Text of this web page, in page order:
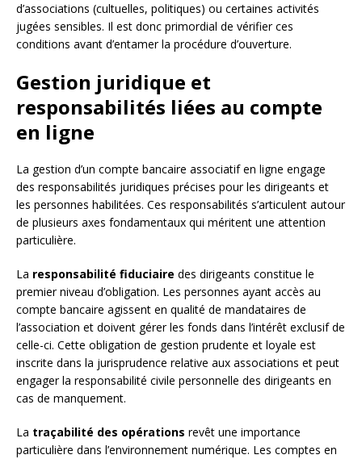
d’associations (cultuelles, politiques) ou certaines activités
jugées sensibles. Il est donc primordial de vérifier ces
conditions avant d’entamer la procédure d’ouverture.
Gestion juridique et
responsabilités liées au compte
en ligne
La gestion d’un compte bancaire associatif en ligne engage
des responsabilités juridiques précises pour les dirigeants et
les personnes habilitées. Ces responsabilités s’articulent autour
de plusieurs axes fondamentaux qui méritent une attention
particulière.
La responsabilité fiduciaire des dirigeants constitue le
premier niveau d’obligation. Les personnes ayant accès au
compte bancaire agissent en qualité de mandataires de
l’association et doivent gérer les fonds dans l’intérêt exclusif de
celle-ci. Cette obligation de gestion prudente et loyale est
inscrite dans la jurisprudence relative aux associations et peut
engager la responsabilité civile personnelle des dirigeants en
cas de manquement.
La traçabilité des opérations revêt une importance
particulière dans l’environnement numérique. Les comptes en